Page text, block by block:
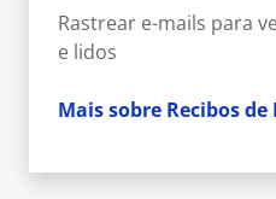
Rastrear e-mails para
e lidos
Mais sobre Recibos